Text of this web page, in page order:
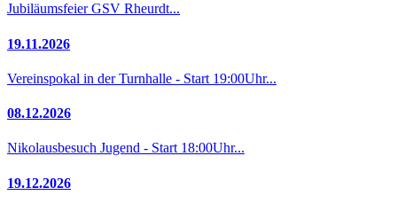
Jubiläumsfeier GSV Rheurdt...
19.11.2026
Vereinspokal in der Turnhalle - Start 19:00Uhr...
08.12.2026
Nikolausbesuch Jugend - Start 18:00Uhr...
19.12.2026